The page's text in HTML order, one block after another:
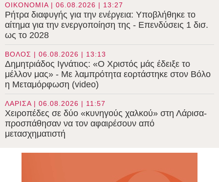
ΟΙΚΟΝΟΜΙΑ | 06.08.2026 | 13:27
Ρήτρα διαφυγής για την ενέργεια: Υποβλήθηκε το
αίτημα για την ενεργοποίηση της - Επενδύσεις 1 δισ.
ως το 2028
ΒΟΛΟΣ | 06.08.2026 | 13:13
Δημητριάδος Ιγνάτιος: «Ο Χριστός μάς έδειξε το
μέλλον μας» - Με λαμπρότητα εορτάστηκε στον Βόλο
η Μεταμόρφωση (video)
ΛΑΡΙΣΑ | 06.08.2026 | 11:57
Χειροπέδες σε δύο «κυνηγούς χαλκού» στη Λάρισα-
προσπάθησαν να τον αφαιρέσουν από
μετασχηματιστή